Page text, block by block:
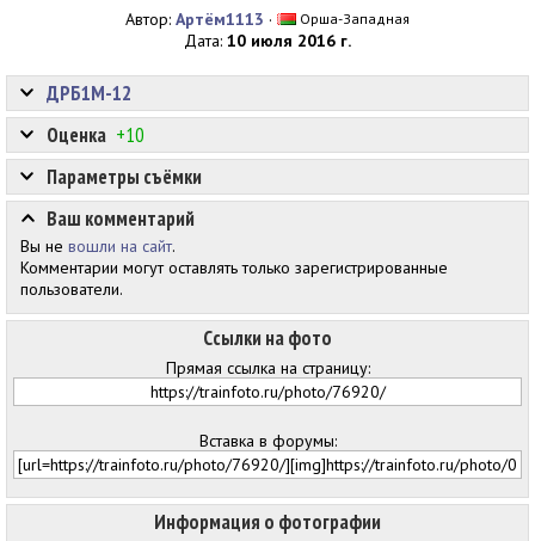
Автор: Артём1113 · Орша-Западная
Дата: 10 июля 2016 г.
Информация о фотографии
Оценка +10
Ссылки на фото
Прямая ссылка на страницу:
Вставка в форумы:
ДРБ1М-12
Параметры съёмки
Ваш комментарий
Вы не вошли на сайт.
Комментарии могут оставлять только зарегистрированные
пользователи.